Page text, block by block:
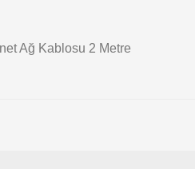
Ağ Kablosu 2 Metre